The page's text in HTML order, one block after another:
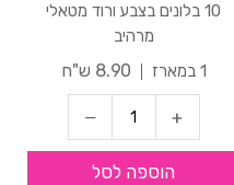
10 בלונים בצבע ורוד מטאלי
מרהיב
1 במארז
8.90 ש"ח
הוספה לסל